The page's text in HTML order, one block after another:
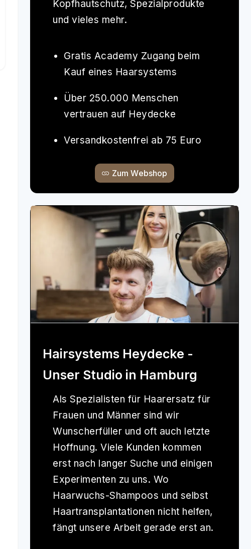
Kopfhautschutz, Spezialprodukte
und vieles mehr.
Gratis Academy Zugang beim
Kauf eines Haarsystems
Über 250.000 Menschen
vertrauen auf Heydecke
Versandkostenfrei ab 75 Euro
Zum Webshop
Hairsystems Heydecke -
Unser Studio in Hamburg
Als Spezialisten für Haarersatz für
Frauen und Männer sind wir
Wunscherfüller und oft auch letzte
Hoffnung. Viele Kunden kommen
erst nach langer Suche und einigen
Experimenten zu uns. Wo
Haarwuchs-Shampoos und selbst
Haartransplantationen nicht helfen,
fängt unsere Arbeit gerade erst an.